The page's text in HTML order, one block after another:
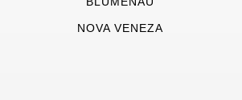
NOVA VENEZA